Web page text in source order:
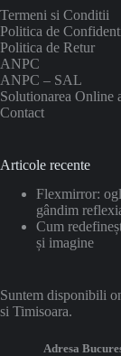
Termeni si Conditii
Politica de
Politica de Retur
ANPC
ANPC – SAL
Solutionarea Online
Contact
Articole recente
Flexmirror:
gândim
Cum
și imagine
Suntem disponibili
si Timisoara.
Adresa